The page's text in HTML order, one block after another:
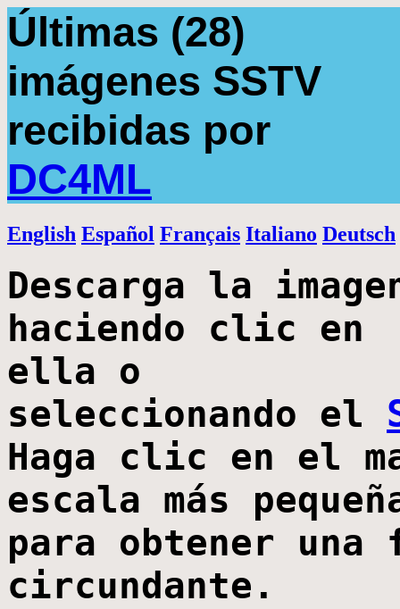
Últimas (28)
imágenes SSTV
recibidas por
DC4ML
English Español Français Italiano Deutsch
Descarga la
haciendo clic en
ella o
seleccionando el
Haga clic en el
escala más
para obtener
circundante.